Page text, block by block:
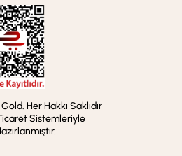
Her Hakkı Saklıdır
Sistemleriyle